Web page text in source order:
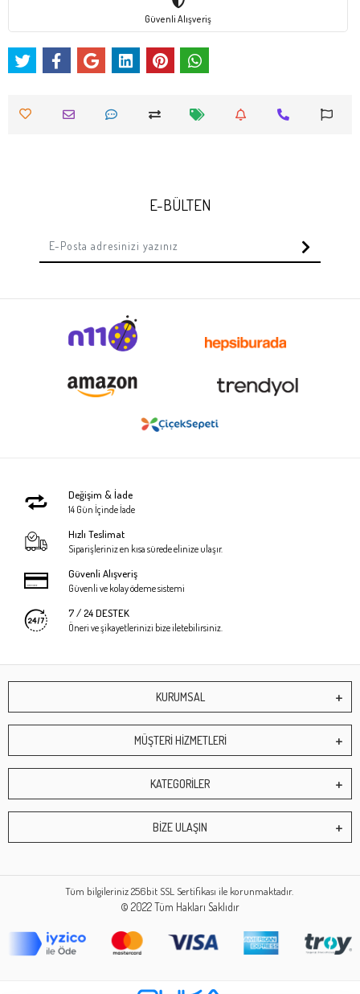
Güvenli Alışveriş
E-BÜLTEN
Değişim & İade
14 Gün İçinde İade
Hızlı Teslimat
Siparişleriniz en kısa sürede elinize ulaşır.
Güvenli Alışveriş
Güvenli ve kolay ödeme sistemi
7 / 24 DESTEK
Öneri ve şikayetlerinizi bize iletebilirsiniz.
KURUMSAL
MÜŞTERİ HİZMETLERİ
KATEGORİLER
BİZE ULAŞIN
Tüm bilgileriniz 256bit SSL Sertifikası ile korunmaktadır.
© 2022Tüm Hakları Saklıdır